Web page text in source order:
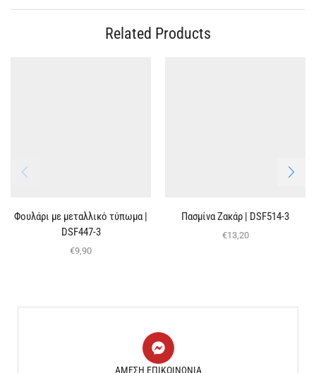
Related Products
Φουλάρι με μεταλλικό τύπωμα |
DSF447-3
€9,90
Πασμίνα Ζακάρ | DSF514-3
€13,20
ΑΜΕΣΗ ΕΠΙΚΟΙΝΩΝΙΑ